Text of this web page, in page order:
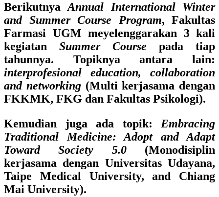
BerikutnyaAnnual International Winter
and Summer Course Program, Fakultas
Farmasi UGM meyelenggarakan 3 kali
kegiatan Summer Course pada tiap
tahunnya. Topiknya antara lain:
interprofesional education, collaboration
and networking(Multi kerjasama dengan
FKKMK, FKG dan Fakultas Psikologi).
Kemudian juga ada topik: Embracing
Traditional Medicine: Adopt and Adapt
Toward Society 5.0(Monodisiplin
kerjasama dengan Universitas Udayana,
Taipe Medical University, and Chiang
Mai University).